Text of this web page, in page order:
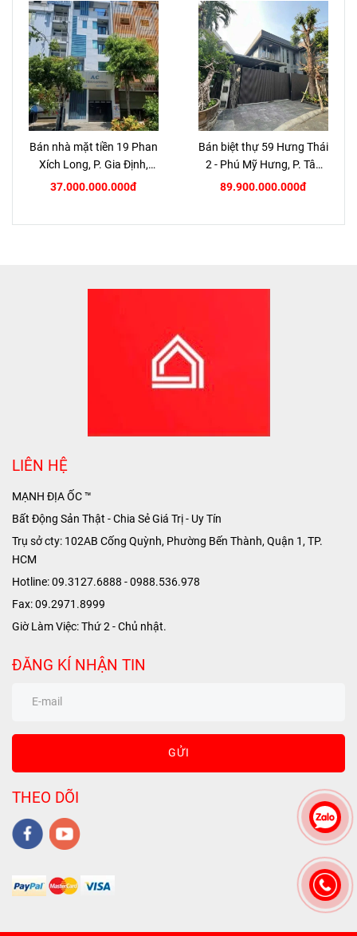
Bán nhà mặt tiền 19 Phan
Xích Long, P. Gia Định,
TP.HCM
37.000.000.000đ
Bán biệt thự 59 Hưng Thái
2 - Phú Mỹ Hưng, P. Tân
Hưng, Quận 7
89.900.000.000đ
LIÊN HỆ
MẠNH ĐỊA ỐC ™
Bất Động Sản Thật - Chia Sẻ Giá Trị - Uy Tín
Trụ sở cty: 102AB Cống Quỳnh, Phường Bến Thành, Quận 1, TP.
HCM
Hotline: 09.3127.6888 - 0988.536.978
Fax: 09.2971.8999
Giờ Làm Việc: Thứ 2 - Chủ nhật.
ĐĂNG KÍ NHẬN TIN
GỬI
THEO DÕI